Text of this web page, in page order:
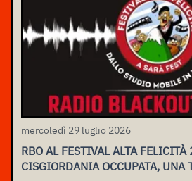
mercoledì 29 luglio 2026
RBO AL FESTIVAL ALTA
CISGIORDANIA OCCUPATA, UNA